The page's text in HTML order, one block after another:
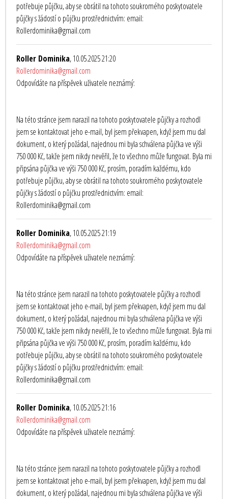
potřebuje půjčku, aby se obrátil na tohoto soukromého poskytovatele
půjčky s žádostí o půjčku prostřednictvím: email:
Rollerdominika@gmail.com
Roller Dominika, 10.05.2025 21:20
Rollerdominika@gmail.com
Odpovídáte na příspěvek uživatele neznámý:
Na této stránce jsem narazil na tohoto poskytovatele půjčky a rozhodl
jsem se kontaktovat jeho e-mail, byl jsem překvapen, když jsem mu dal
dokument, o který požádal, najednou mi byla schválena půjčka ve výši
750 000 Kč, takže jsem nikdy nevěřil, že to všechno může fungovat. Byla mi
připsána půjčka ve výši 750 000 Kč, prosím, poradím každému, kdo
potřebuje půjčku, aby se obrátil na tohoto soukromého poskytovatele
půjčky s žádostí o půjčku prostřednictvím: email:
Rollerdominika@gmail.com
Roller Dominika, 10.05.2025 21:19
Rollerdominika@gmail.com
Odpovídáte na příspěvek uživatele neznámý:
Na této stránce jsem narazil na tohoto poskytovatele půjčky a rozhodl
jsem se kontaktovat jeho e-mail, byl jsem překvapen, když jsem mu dal
dokument, o který požádal, najednou mi byla schválena půjčka ve výši
750 000 Kč, takže jsem nikdy nevěřil, že to všechno může fungovat. Byla mi
připsána půjčka ve výši 750 000 Kč, prosím, poradím každému, kdo
potřebuje půjčku, aby se obrátil na tohoto soukromého poskytovatele
půjčky s žádostí o půjčku prostřednictvím: email:
Rollerdominika@gmail.com
Roller Dominika, 10.05.2025 21:16
Rollerdominika@gmail.com
Odpovídáte na příspěvek uživatele neznámý:
Na této stránce jsem narazil na tohoto poskytovatele půjčky a rozhodl
jsem se kontaktovat jeho e-mail, byl jsem překvapen, když jsem mu dal
dokument, o který požádal, najednou mi byla schválena půjčka ve výši